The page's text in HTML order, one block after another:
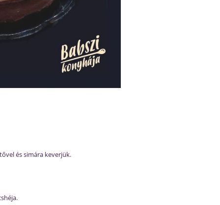
és simára keverjük.